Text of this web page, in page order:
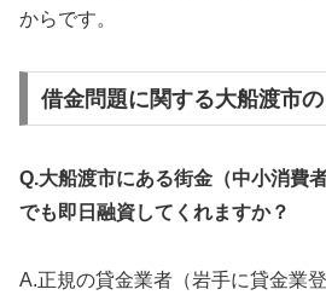
からです。
借金問題に関する大船渡市
Q.大船渡市にある街金（中小消費
でも即日融資してくれますか？
A.正規の貸金業者（岩手に貸金業